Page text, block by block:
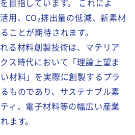
目指しています。
これによ
用、 CO₂排出量の低減、新素材
ことが期待されます。
る材料創製技術は、マテリア
ス時代において「理論上望ま
材料」を実際に創製するプラ
ものであり、サステナブル素
ィ、電子材料等の幅広い産業
ます。